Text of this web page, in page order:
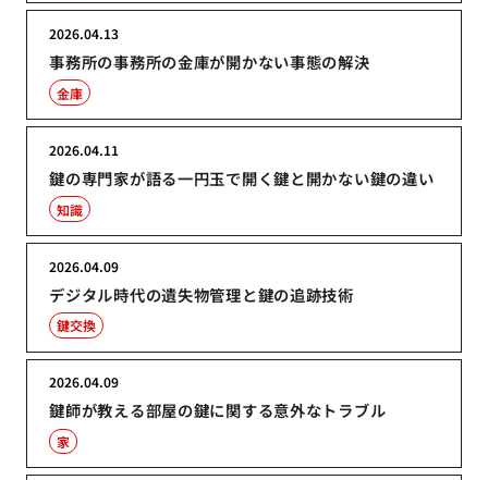
事務所の事務所の金庫が開かない事態の解決
2026.04.13
金庫
鍵の専門家が語る一円玉で開く鍵と開かない鍵の違い
2026.04.11
知識
デジタル時代の遺失物管理と鍵の追跡技術
2026.04.09
鍵交換
鍵師が教える部屋の鍵に関する意外なトラブル
2026.04.09
家